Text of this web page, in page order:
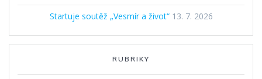
Startuje soutěž „Vesmír a život“ 13. 7. 2026
RUBRIKY